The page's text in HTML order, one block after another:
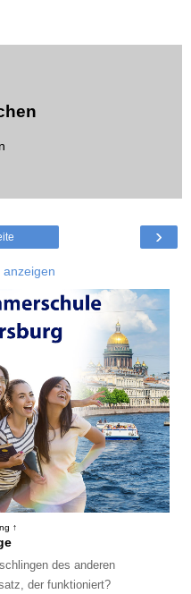
›
anzeigen
↑
des anderen
der funktioniert?